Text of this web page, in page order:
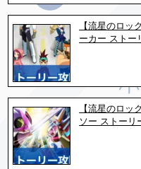
【流星のロッ
ーカー ストー
【流星のロッ
ソー ストーリ